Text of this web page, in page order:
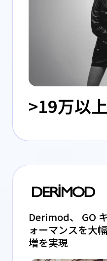
>19万以上
Derimod、 GO
ォーマンスを大
増を実現